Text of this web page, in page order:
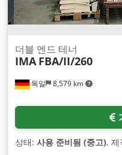
독일 8,579 km
더블 엔드 테너
IMA FBA/II/260
상태: 사용 준비됨 (중고), 제